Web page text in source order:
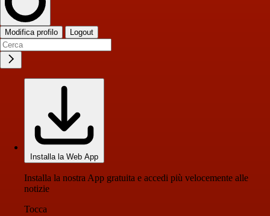
Modifica profilo Logout
Installa la Web App
Installa la nostra App gratuita e accedi più velocemente alle
notizie
Tocca